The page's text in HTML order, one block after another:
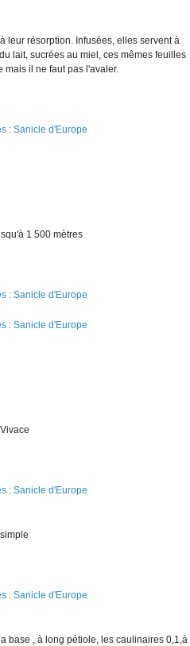
leur résorption. Infusées, elles servent à
lait, sucrées au miel, ces mêmes feuilles
mais il ne faut pas l'avaler.
1 500 mètres
base , à long pétiole, les caulinaires 0,1,à